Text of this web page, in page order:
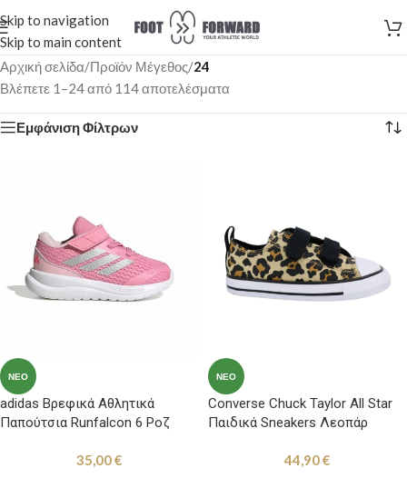
Skip to navigation
Skip to main content
Αρχική σελίδα/Προϊόν Μέγεθος/24
Βλέπετε 1–24 από 114 αποτελέσματα
Εμφάνιση Φίλτρων
ΝΈΟ
adidas Βρεφικά Αθλητικά
Παπούτσια Runfalcon 6 Ροζ
35,00€
ΝΈΟ
Converse Chuck Taylor All Star
Παιδικά Sneakers Λεοπάρ
44,90€